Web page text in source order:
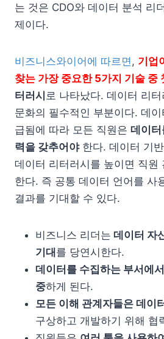
는 것은 CDO와 데이터 분석 리
제이다.
비즈니스와이어에 따르면 , 기업
찾는 가장 중요한 5가지 기술 중
터러시 로 나타났다. 데이터 리
문화의 필수적인 부분이다. 데
급됨에 따라 모든 직원은 데이터
력을 갖추어야한다. 데이터 기
데이터 리터러시를 높이면 직원
한다. 즉 공통 데이터 언어를 사
결과를 기대할 수 있다.
비즈니스 리더는 데이터 자
기대를 당연시한다.
데이터를 수집하는 부서에
중하게 된다.
모든 이해 관계자들은 데이
구상하고 개발하기 위해 협